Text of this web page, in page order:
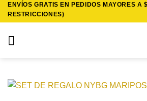
Saltar
ENVÍOS GRATIS EN PEDIDOS MAYORES A
RESTRICCIONES)